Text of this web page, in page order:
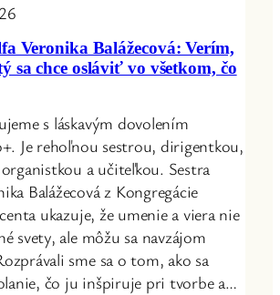
Veronika Balážecová: Verím,
sa chce osláviť vo všetkom, čo
s láskavým dovolením
Je rehoľnou sestrou, dirigentkou,
a učiteľkou. Sestra
Balážecová z Kongregácie
ukazuje, že umenie a viera nie
svety, ale môžu sa navzájom
sme sa o tom, ako sa
čo ju inšpiruje pri tvorbe a…